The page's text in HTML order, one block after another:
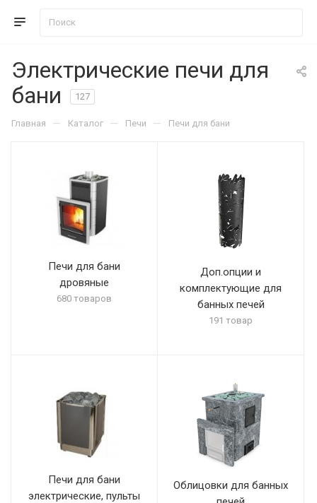
Электрические печи для
бани
127
Главная — Каталог — Печи — Печи для бани
Печи для бани
дровяные
680 товаров
Доп.опции и
комплектующие для
банных печей
191 товар
Печи для бани
электрические, пульты
Облицовки для банных